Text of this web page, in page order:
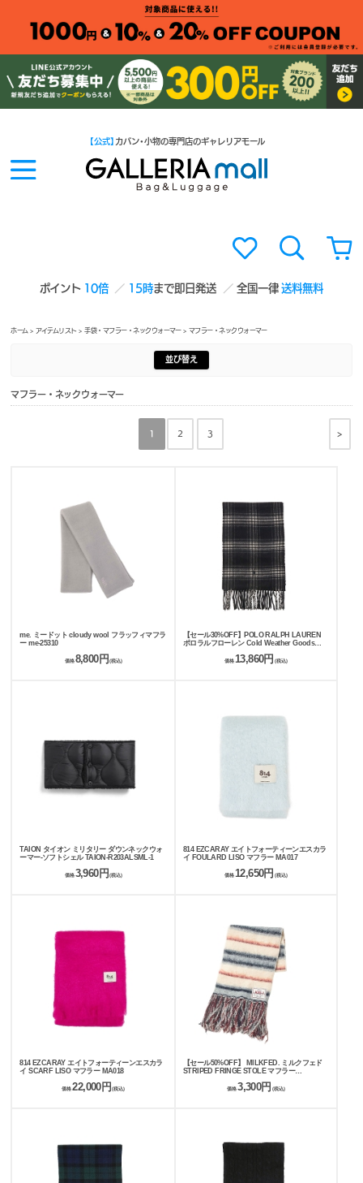
ポイント 10倍 15時まで即日発送 全国一律送料無料
【公式】 カバン・小物の専門店のギャレリアモール
ホーム >アイテムリスト >手袋・マフラー・ネックウォーマー> マフラー・ネックウォーマー
並び替え
マフラー・ネックウォーマー
>
1 2 3
me. ミードット cloudy wool フラッフィマフラ
ー me-25310
価格 8,800円 (税込)
【セール30%OFF】POLO RALPH LAUREN
ポロラルフローレン Cold Weather Goods
価格13,860円 (税込)
TAION タイオン ミリタリー ダウンネックウォ
ーマー-ソフトシェル TAION-R203ALSML-1
価格 3,960円 (税込)
814 EZCARAY エイトフォーティーンエスカラ
イ FOULARD LISO マフラー MA017
価格 12,650円 (税込)
814 EZCARAY エイトフォーティーンエスカラ
イ SCARF LISO マフラー MA018
価格 22,000円 (税込)
【セール50%OFF】 MILKFED. ミルクフェド
STRIPED FRINGE STOLE マフラー
価格3,300円 (税込)